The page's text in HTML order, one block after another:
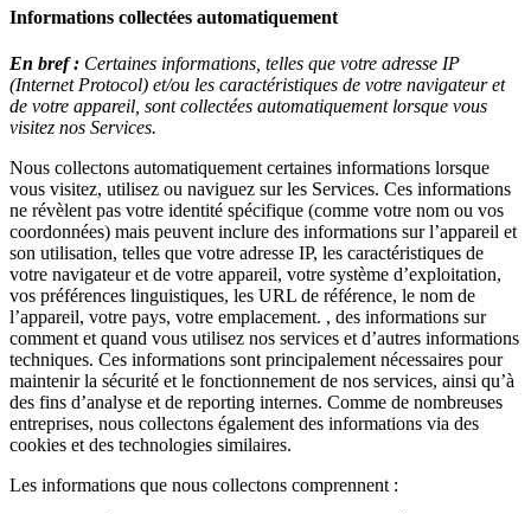
Informations collectées automatiquement
En bref : Certaines informations, telles que votre adresse IP
(Internet Protocol) et/ou les caractéristiques de votre navigateur et
de votre appareil, sont collectées automatiquement lorsque vous
visitez nos Services.
Nous collectons automatiquement certaines informations lorsque
vous visitez, utilisez ou naviguez sur les Services. Ces informations
ne révèlent pas votre identité spécifique (comme votre nom ou vos
coordonnées) mais peuvent inclure des informations sur l’appareil et
son utilisation, telles que votre adresse IP, les caractéristiques de
votre navigateur et de votre appareil, votre système d’exploitation,
vos préférences linguistiques, les URL de référence, le nom de
l’appareil, votre pays, votre emplacement. , des informations sur
comment et quand vous utilisez nos services et d’autres informations
techniques. Ces informations sont principalement nécessaires pour
maintenir la sécurité et le fonctionnement de nos services, ainsi qu’à
des fins d’analyse et de reporting internes. Comme de nombreuses
entreprises, nous collectons également des informations via des
cookies et des technologies similaires.
Les informations que nous collectons comprennent :